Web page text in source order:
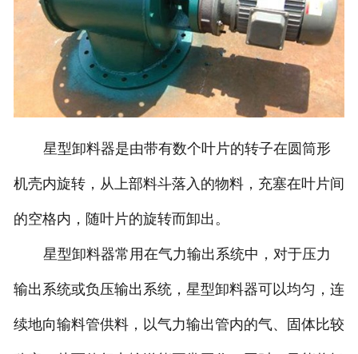
星型卸料器是由带有数个叶片的转子在圆筒形
机壳内旋转，从上部料斗落入的物料，充塞在叶片间
的空格内，随叶片的旋转而卸出。
星型卸料器常用在气力输出系统中，对于压力
输出系统或负压输出系统，星型卸料器可以均匀，连
续地向输料管供料，以气力输出管内的气、固体比较